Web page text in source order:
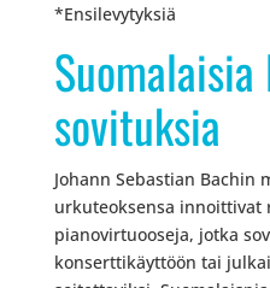
*Ensilevytyksiä
Suomalaisia
sovituksia
Johann Sebastian
urkuteoksensa innoittivat
pianovirtuooseja, jotka
konserttikäyttöön tai